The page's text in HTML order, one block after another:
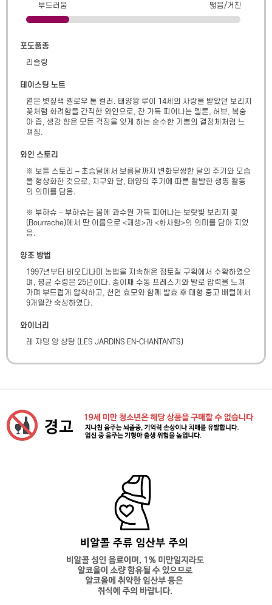
부드러움 떫음/거친
포도품종
리슬링
테이스팅 노트
옅은 볏짚색 옐로우 톤 컬러. 태양왕 루이 14세의 사랑을 받았던 보리지
꽃처럼 화려함을 간직한 와인으로, 잔 가득 피어나는 멜론, 허브, 복숭
아 즙, 생강 향은 모든 걱정을 잊게 하는 순수한 기쁨의 결정체처럼 느
껴짐.
와인 스토리
※ 보틀 스토리 – 초승달에서 보름달까지 변화무쌍한 달의 주기와 모습
을 형상화한 것으로, 지구와 달, 태양의 주기에 따른 활발한 생명 활동
의 의미를 담음.
※ 부하슈 – 부하슈는 봄에 과수원 가득 피어나는 보랏빛 보리지 꽃
(Bourrache)에서 딴 이름으로 <재생>과 <화사함>의 의미를 담아 지었
음.
양조 방법
1997년부터 비오디나미 농법을 지속해온 점토질 구획에서 수확하였으
며, 평균 수령은 25년이다. 송이째 수동 프레스기와 발로 압력을 느껴
가며 부드럽게 압착하고, 천연 효모와 함께 발효 후 대형 중고 배럴에서
9개월간 숙성하였다.
와이너리
레 쟈뎅 앙 샹탕 ( LES JARDINS EN-CHANTANTS)